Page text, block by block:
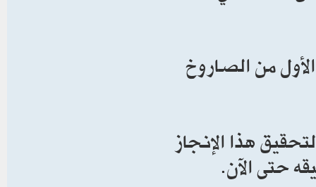
من الصاروخ
هذا الإنجاز
حتى الآن.